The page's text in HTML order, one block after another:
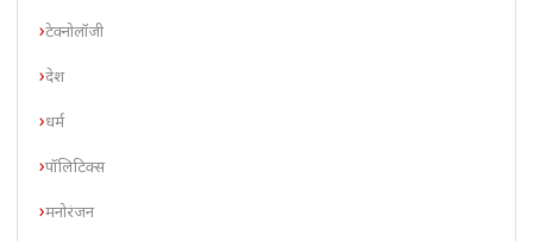
टेक्नोलॉजी
देश
धर्म
पॉलिटिक्स
मनोरंजन